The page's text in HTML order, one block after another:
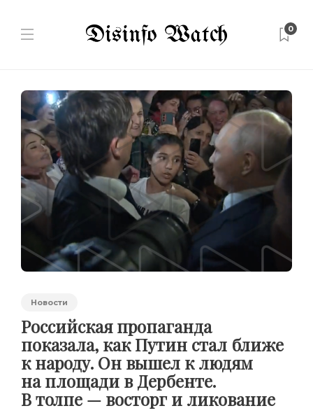
0
Новости
Российская пропаганда
показала, как Путин стал ближе
к народу. Он вышел к людям
на площади в Дербенте.
В толпе — восторг и ликование